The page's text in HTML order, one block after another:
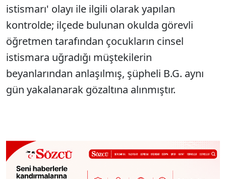
istismarı' olayı ile ilgili olarak yapılan
kontrolde; ilçede bulunan okulda görevli
öğretmen tarafından çocukların cinsel
istismara uğradığı müştekilerin
beyanlarından anlaşılmış, şüpheli B.G. aynı
gün yakalanarak gözaltına alınmıştır.